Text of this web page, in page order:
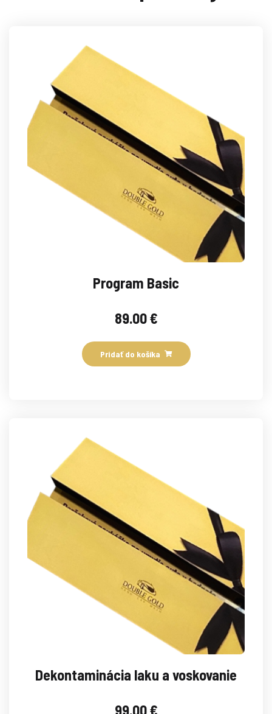
Program Basic
89.00€
Pridať do košíka
Dekontaminácia laku a voskovanie
99.00€